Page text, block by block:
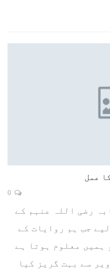
عمل‬
رضی اللہ عنہم کے
جب ہم روایات کے
ہمیں معلوم ہوتا ہے
سے بہت گریز کیا